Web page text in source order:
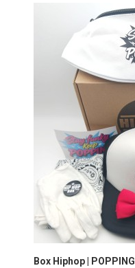
Box Hiphop | POPPING